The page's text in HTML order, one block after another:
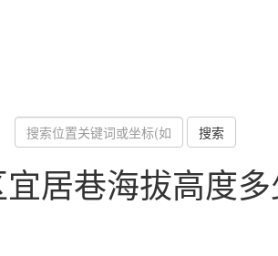
搜索
居巷海拔高度